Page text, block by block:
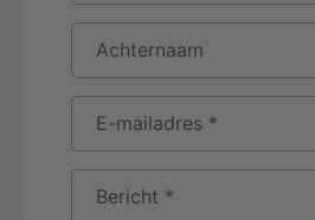
Achternaam
E-mailadres *
Bericht *